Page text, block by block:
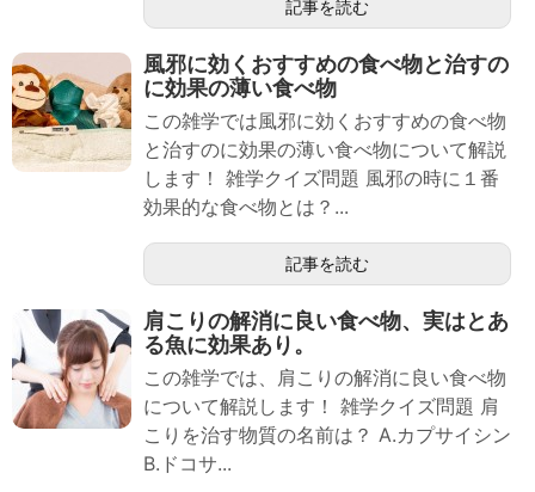
記事を読む
風邪に効くおすすめの食べ物と治すの
に効果の薄い食べ物
この雑学では風邪に効くおすすめの食べ物
と治すのに効果の薄い食べ物について解説
します！ 雑学クイズ問題 風邪の時に１番
効果的な食べ物とは？...
記事を読む
肩こりの解消に良い食べ物、実はとあ
る魚に効果あり。
この雑学では、肩こりの解消に良い食べ物
について解説します！ 雑学クイズ問題 肩
こりを治す物質の名前は？ A.カプサイシン
B.ドコサ...